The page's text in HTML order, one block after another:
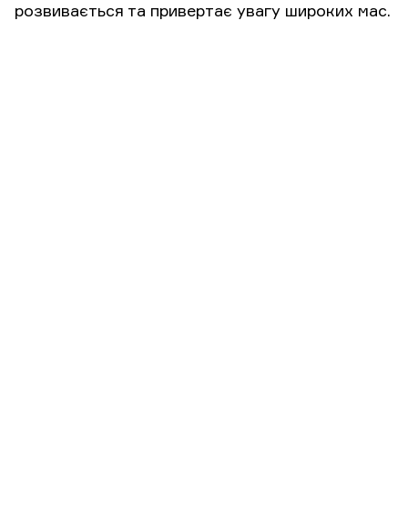
розвивається та привертає увагу широких мас.